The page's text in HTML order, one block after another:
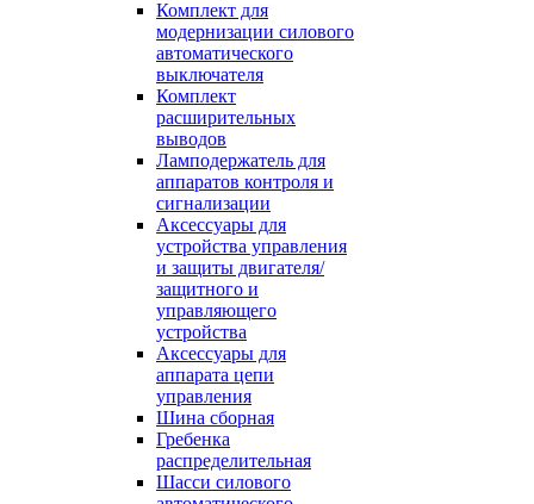
Комплект для
модернизации силового
автоматического
выключателя
Комплект
расширительных
выводов
Ламподержатель для
аппаратов контроля и
сигнализации
Аксессуары для
устройства управления
и защиты двигателя/
защитного и
управляющего
устройства
Аксессуары для
аппарата цепи
управления
Шина сборная
Гребенка
распределительная
Шасси силового